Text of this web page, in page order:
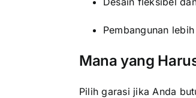
Pembangunan
Mana yang
Pilih garasi jika Anda